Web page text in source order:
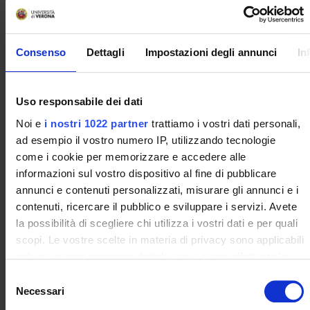
Consenso Dettagli Impostazioni degli annunci
Uso responsabile dei dati
Noi e i nostri 1022 partner trattiamo i vostri dati personali,
ad esempio il vostro numero IP, utilizzando tecnologie
come i cookie per memorizzare e accedere alle
informazioni sul vostro dispositivo al fine di pubblicare
annunci e contenuti personalizzati, misurare gli annunci e i
contenuti, ricercare il pubblico e sviluppare i servizi. Avete
la possibilità di scegliere chi utilizza i vostri dati e per quali
scopi. Le vostre scelte in materia di privacy sono applicabili
solo su questa proprietà digitale in cui avete effettuato le
consenso in qualsiasi momento dalla Dichiarazione sui
cookie o facendo clic sull'icona di attivazione della privacy.
Necessari
dello studente - Consensus conference 2010)
- Assume uno standard professionale adeguato al ruolo di
autoapprendimento e nel proprio percorso formativo
- Dimostra capacità relazionali e collaborative con il gruppo di
e nel gruppo studenti)
- Stabilire e mantenere una relazione comunicazione per
assicurare benessere e comfort al paziente (famigliare)
INFORMARE, COINVOLGERE ED EDUCARE LA PERSONA, I
FAMIGLIARI O CARE-GIVER. Interventi informativi ed
educativi rispetto a:
 .. tecniche di spazzolamento
 .. tipologia di spazzolini /ausilii, prodotti per l’igiene orale
VALUTAZIONE E MONITORAGGIO PARODONTALE –
ACCERTAMENTO – ESAME OBIETTIVO DEL CAVO ORALE
PARODONTALE, Esegue esame obiettivo, Interpreta i dati